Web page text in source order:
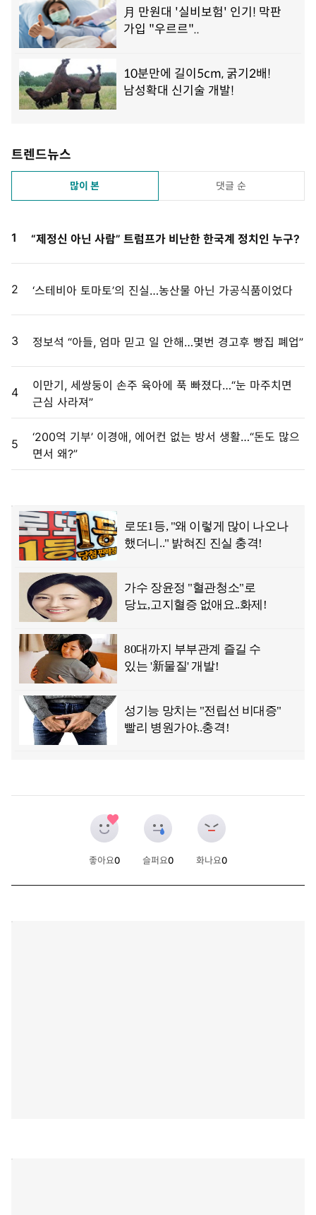
트렌드뉴스
많이 본 댓글 순
1 “제정신 아닌 사람” 트럼프가 비난한 한국계 정치인 누구?
2 ‘스테비아 토마토’의 진실…농산물 아닌 가공식품이었다
3 정보석 “아들, 엄마 믿고 일 안해…몇번 경고후 빵집 폐업”
4
이만기, 세쌍둥이 손주 육아에 푹 빠졌다…“눈 마주치면
근심 사라져”
5
‘200억 기부’ 이경애, 에어컨 없는 방서 생활…“돈도 많으
면서 왜?”
좋아요0
슬퍼요0
화나요0